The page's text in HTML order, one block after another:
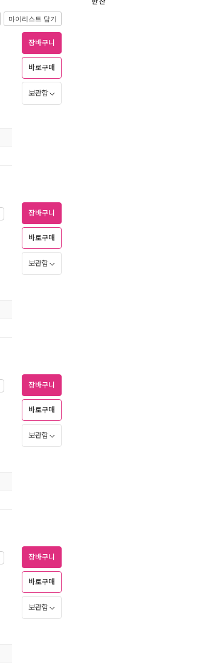
마이리스트 담기
장바구니
바로구매
보관함
장바구니
바로구매
보관함
장바구니
바로구매
보관함
장바구니
바로구매
보관함